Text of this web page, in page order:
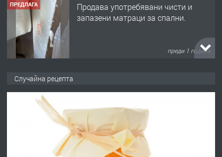
ПРЕДЛАГА
Продава употребявани чисти и
запазени матраци за спални.
преди 1 година
Първи поход "По стъпките на Ангел
Войвода"
Случайна рецепта